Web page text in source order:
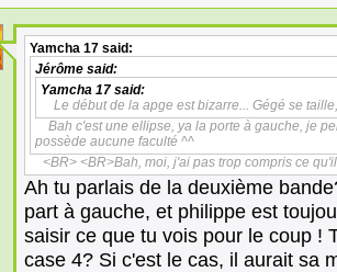
Yamcha 17 said:
Jérôme said:
Yamcha 17 said:
Le début de la apge est bizarre... Gégé se
Bah c'est une ellipse, ya la porte à gauche, je
possède aucune faculté ^^
<BR> <BR>Bah, moi, j'ai pas trop compris ce
Ah tu parlais de la deuxième
part à gauche, et philippe est
saisir ce que tu vois pour le coup !
case 4? Si c'est le cas, il aurait sa